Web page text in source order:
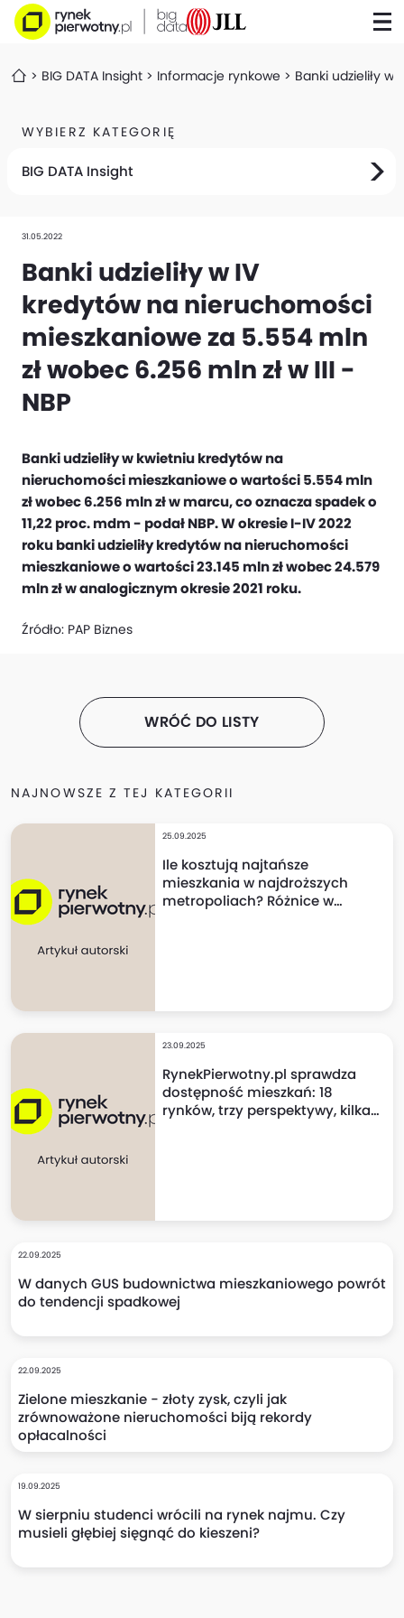
BIG DATA Insight Informacje rynkowe Banki udzieliły
WYBIERZ KATEGORIĘ
BIG DATA Insight
31.05.2022
Banki udzieliły w IV
kredytów na nieruchomości
mieszkaniowe za 5.554 mln
zł wobec 6.256 mln zł w III -
NBP
Banki udzieliły w kwietniu kredytów na
nieruchomości mieszkaniowe o wartości 5.554 mln
zł wobec 6.256 mln zł w marcu, co oznacza spadek o
11,22 proc. mdm - podał NBP. W okresie I-IV 2022
roku banki udzieliły kredytów na nieruchomości
mieszkaniowe o wartości 23.145 mln zł wobec 24.579
mln zł w analogicznym okresie 2021 roku.
Źródło: PAP Biznes
WRÓĆ DO LISTY
NAJNOWSZE Z TEJ KATEGORII
25.09.2025
Ile kosztują najtańsze
mieszkania w najdroższych
metropoliach? Różnice w
23.09.2025
RynekPierwotny.pl sprawdza
dostępność mieszkań: 18
rynków, trzy perspektywy, kilka
22.09.2025
W danych GUS budownictwa mieszkaniowego powrót
do tendencji spadkowej
22.09.2025
Zielone mieszkanie - złoty zysk, czyli jak
zrównoważone nieruchomości biją rekordy
opłacalności
19.09.2025
W sierpniu studenci wrócili na rynek najmu. Czy
musieli głębiej sięgnąć do kieszeni?